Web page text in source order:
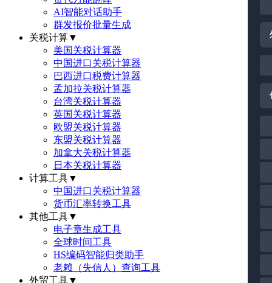
AI智能对话助手
群发报价批量生成
关税计算▼
美国关税计算器
中国进口关税计算器
巴西进口税费计算器
孟加拉关税计算器
台湾关税计算器
英国关税计算器
欧盟关税计算器
东盟关税计算器
加拿大关税计算器
日本关税计算器
计算工具▼
中国进口关税计算器
货币汇率转换工具
其他工具▼
电子章生成工具
全球时间工具
HS编码智能归类助手
老赖（失信人）查询工具
外贸工具▼